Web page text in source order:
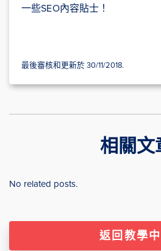
一些SEO內容貼士！
最後審核和更新於 30/11/2018.
相關文
No related posts.
返回教學